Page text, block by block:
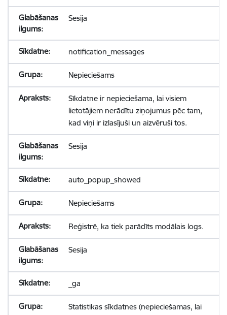
Sesija
notification_messages
Nepieciešams
Sīkdatne ir nepieciešama, lai visiem
lietotājiem nerādītu ziņojumus pēc tam,
kad viņi ir izlasījuši un aizvēruši tos.
Sesija
auto_popup_showed
Nepieciešams
Reģistrē, ka tiek parādīts modālais logs.
Sesija
_ga
Statistikas sīkdatnes (nepieciešamas, lai